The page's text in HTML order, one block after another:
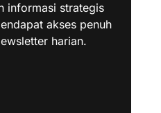
informasi strategis
akses penuh
harian.